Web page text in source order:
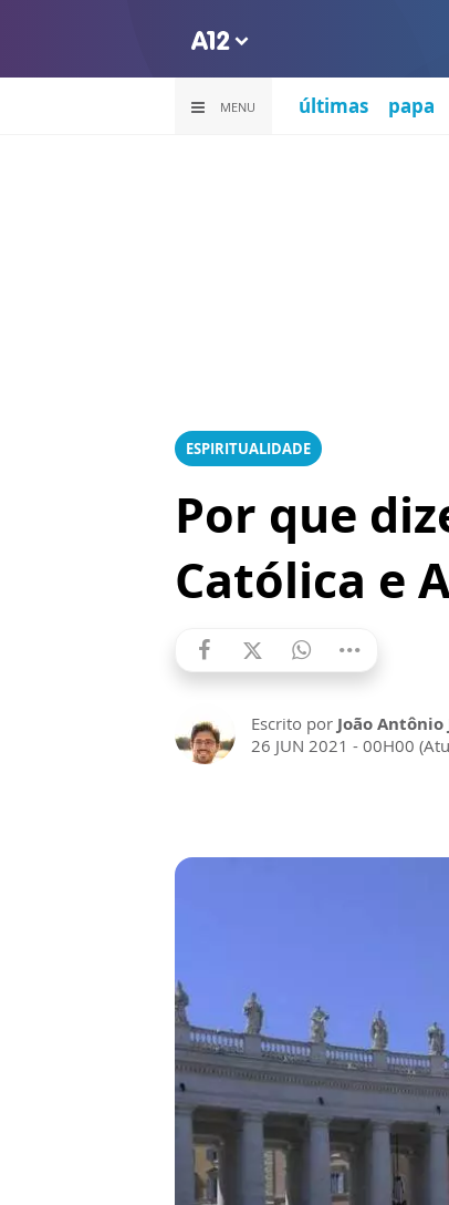
MENU últimas papa
ESPIRITUALIDADE
Por que
Católica e
Escrito por João Antônio
26 JUN 2021 - 00H00